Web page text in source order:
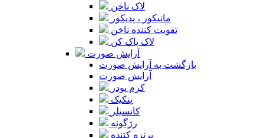
لاک ناخن
مانیکور ، پدیکور
تقویت کننده ناخن
لاک پاک کن
آرایش صورت
بازگشت به آرایش صورت
آرایش صورت
کرم پودر
پنکیک
کانسیلر
رژگونه
برنزه کننده